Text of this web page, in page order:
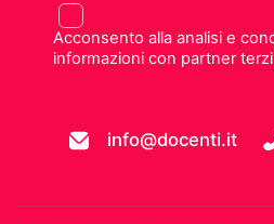
Acconsento alla analisi e
informazioni con partner
info@docenti.it